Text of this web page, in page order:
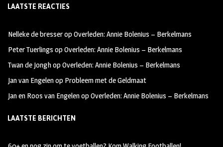
b
oo
k
ag
m
tt
LAATSTE REACTIES
Nelleke de bresseropOverleden: Annie Bolenius – Berkelmans
Peter Tuerlings opOverleden: Annie Bolenius – Berkelmans
Twan de JonghopOverleden: Annie Bolenius – Berkelmans
Jan van Engelenop Probleem met de Geldmaat
Jan en Roos van EngelenopOverleden: Annie Bolenius – Berkelmans
LAATSTE BERICHTEN